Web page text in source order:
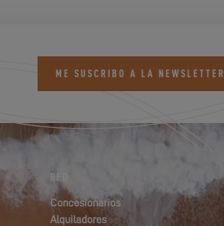
ME SUSCRIBO A LA NEWSLETTER
RED
Concesionarios
Alquiladores